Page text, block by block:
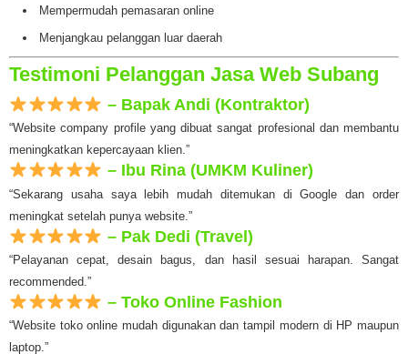
Mempermudah pemasaran online
Menjangkau pelanggan luar daerah
Testimoni Pelanggan Jasa Web Subang
– Bapak Andi (Kontraktor)
“Website company profile yang dibuat sangat profesional dan membantu
meningkatkan kepercayaan klien.”
– Ibu Rina (UMKM Kuliner)
“Sekarang usaha saya lebih mudah ditemukan di Google dan order
meningkat setelah punya website.”
– Pak Dedi (Travel)
“Pelayanan cepat, desain bagus, dan hasil sesuai harapan. Sangat
recommended.”
– Toko Online Fashion
“Website toko online mudah digunakan dan tampil modern di HP maupun
laptop.”